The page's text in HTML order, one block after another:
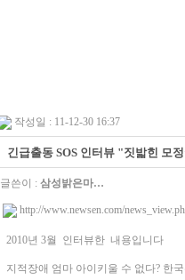
작성일 : 11-12-30 16:37
긴급출동 SOS 인터뷰 "짓밟힌 모정
글쓴이 : 삼성밝은마…
http://www.newsen.com/
2010년 3월 인터뷰한 내용입니다
지적장애 엄마 아이키울 수 없다? 한